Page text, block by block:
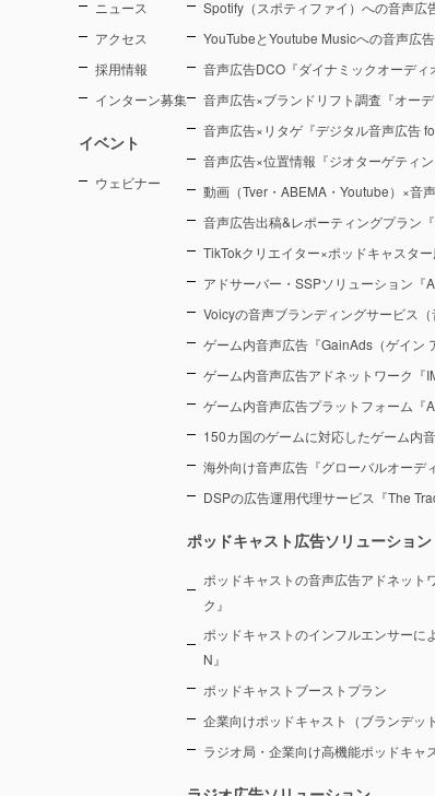
ニュース
アクセス
採用情報
インターン募集
イベント
ウェビナー
Spotify（スポティファイ）への音声広
YouTubeとYoutube Musicへの音声広
音声広告DCO『ダイナミックオーディ
音声広告×ブランドリフト調査『オー
音声広告×リタゲ『デジタル音声広告
音声広告×位置情報『ジオターゲティン
動画（Tver・ABEMA・Youtube）×音
音声広告出稿&レポーティングプラン
TikTokクリエイター×ポッドキャスタ
アドサーバー・SSPソリューション『
Voicyの音声ブランディングサービス
ゲーム内音声広告『GainAds（ゲイン
ゲーム内音声広告アドネットワーク『
ゲーム内音声広告プラットフォーム『
150カ国のゲームに対応したゲーム内
海外向け音声広告『グローバルオーデ
DSPの広告運用代理サービス『The
ポッドキャスト広告ソリューション
ポッドキャストの音声広告アドネット
ク』
ポッドキャストのインフルエンサーに
N』
ポッドキャストブーストプラン
企業向けポッドキャスト（ブランデッ
ラジオ局・企業向け高機能ポッドキャ